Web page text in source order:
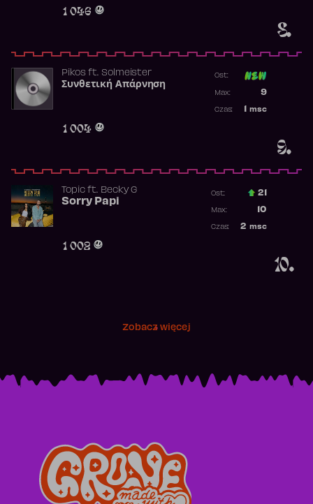
8.
1 046
9.
Pikosft. Solmeister
Συνθετική Απάρνηση
1 004
Ost:
9
Max:
msc
Czas:
10.
Topicft. Becky G
Sorry Papi
1 002
Ost.: 21
10
Max:
2 msc
Czas:
Zobacz więcej